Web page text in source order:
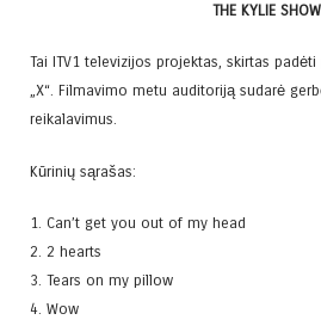
THE KYLIE SHOW
Tai ITV1 televizijos projektas, skirtas
„X“. Filmavimo metu auditoriją sudarė
reikalavimus.
Kūrinių sąrašas:
1. Can’t get you out of my head
2. 2 hearts
3. Tears on my pillow
4. Wow